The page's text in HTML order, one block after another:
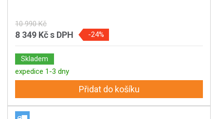
10 990 Kč
8 349 Kčs DPH -24%
Skladem
expedice 1-3 dny
Přidat do košíku